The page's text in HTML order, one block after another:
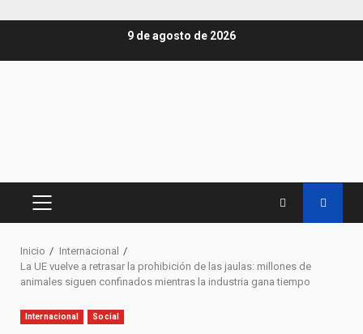
9 de agosto de 2026
MENÚ
Inicio
Internacional
La UE vuelve a retrasar la prohibición de las jaulas: millones de
animales siguen confinados mientras la industria gana tiempo
Internacional Social